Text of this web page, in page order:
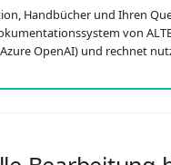
Handbücher und Ihren
von
OpenAI) und rechnet